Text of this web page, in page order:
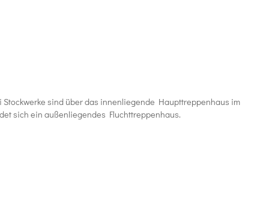
sind über das innenliegende Haupttreppenhaus im
sich ein außenliegendes Fluchttreppenhaus.